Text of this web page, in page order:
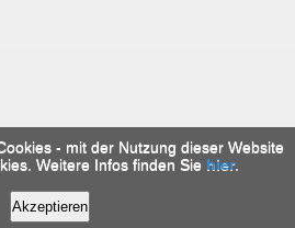
- mit der Nutzung dieser Website
Weitere Infos finden Sie hier.